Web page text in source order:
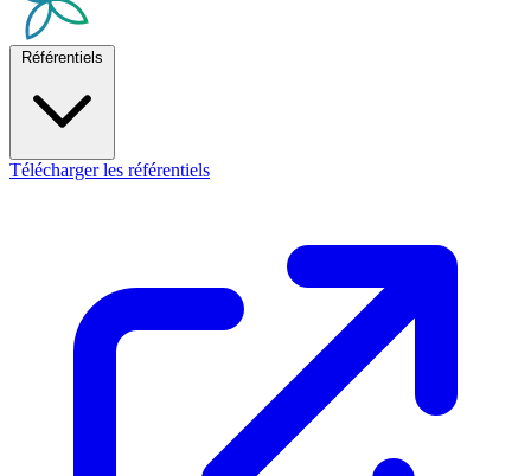
Référentiels
Télécharger les référentiels